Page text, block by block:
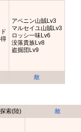
敵
アペニン山賊Lv3
マルセイユ山賊Lv3
ロッシ一味Lv6
没落貴族Lv8
盗掘団Lv9
索(陸) 敵